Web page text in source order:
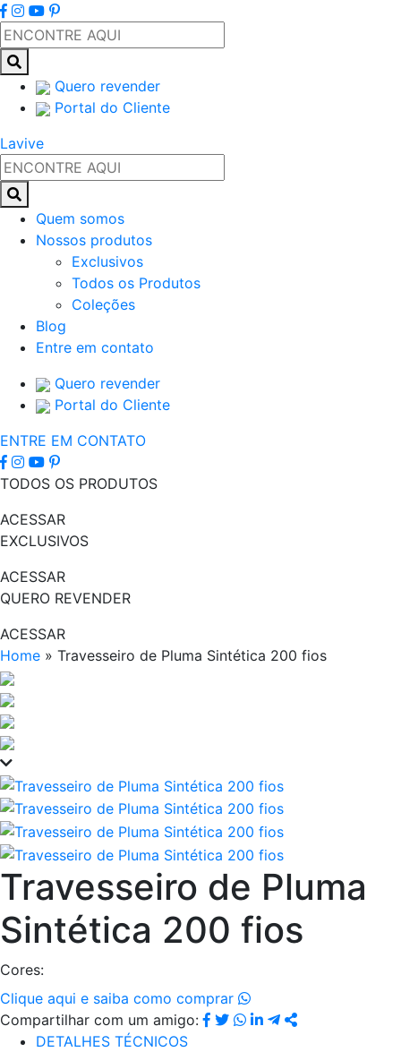
Quero revender
Portal do Cliente
Lavive
Quem somos
Nossos produtos
Exclusivos
Todos os Produtos
Coleções
Blog
Entre em contato
Quero revender
Portal do Cliente
ENTRE EM CONTATO
TODOS OS PRODUTOS
ACESSAR
EXCLUSIVOS
ACESSAR
QUERO REVENDER
ACESSAR
Home » Travesseiro de Pluma Sintética 200 fios
Travesseiro de Pluma
Sintética 200 fios
Cores:
Clique aqui e saiba como comprar
Compartilhar com um amigo:
DETALHES TÉCNICOS